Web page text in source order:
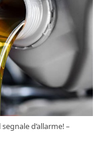
d’allarme! –